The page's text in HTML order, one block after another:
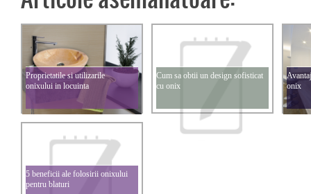
Proprietatile si utilizarile
onixului in locuinta
Cum sa obtii un design sofisticat
cu onix
onix
5 beneficii ale folosirii onixului
pentru blaturi